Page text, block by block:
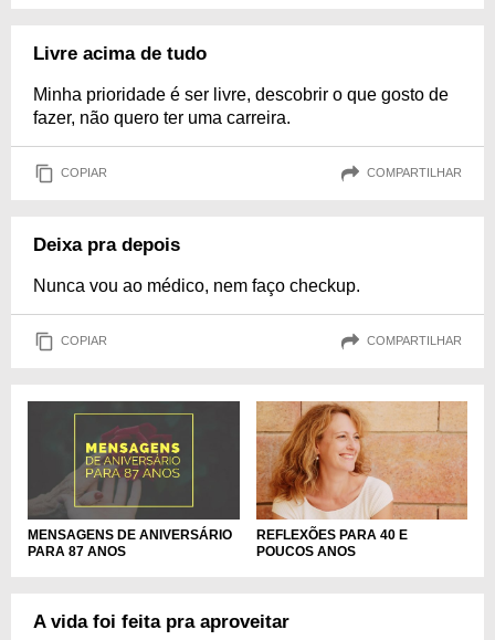
Livre acima de tudo
Minha prioridade é ser livre, descobrir o que gosto de
fazer, não quero ter uma carreira.
COPIAR COMPARTILHAR
Deixa pra depois
Nunca vou ao médico, nem faço checkup.
COPIAR COMPARTILHAR
MENSAGENS DE ANIVERSÁRIO
PARA 87 ANOS
REFLEXÕES PARA 40 E
POUCOS ANOS
A vida foi feita pra aproveitar